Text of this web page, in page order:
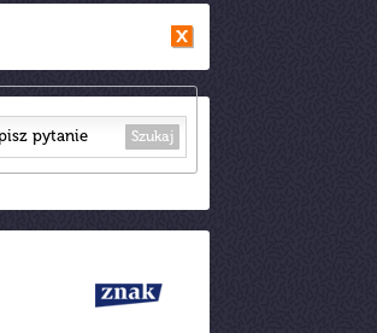
Szukaj